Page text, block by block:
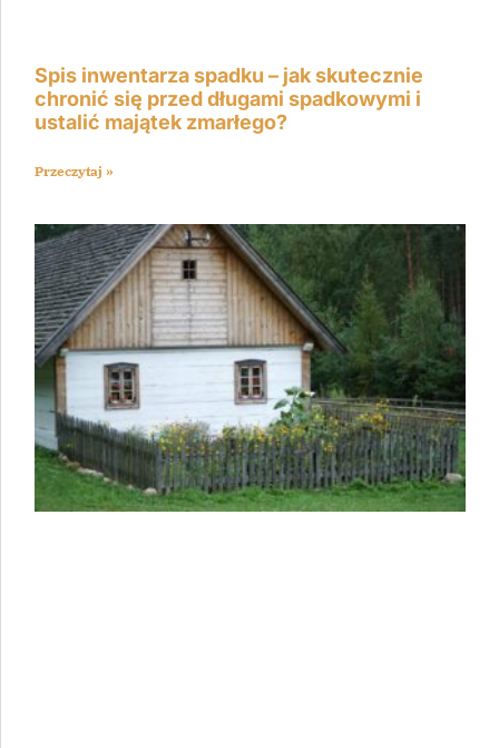
Spis inwentarza spadku – jak skutecznie
chronić się przed długami spadkowymi i
ustalić majątek zmarłego?
Przeczytaj »